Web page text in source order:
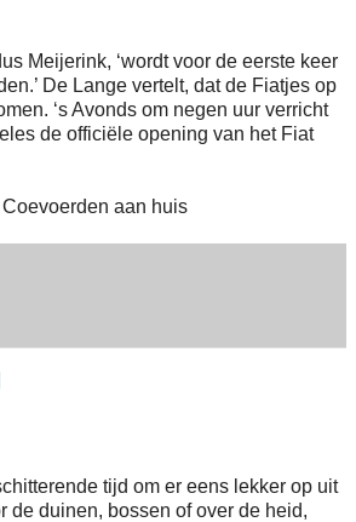
Meijerink, ‘wordt voor de eerste keer
De Lange vertelt, dat de Fiatjes op
‘s Avonds om negen uur verricht
de officiële opening van het Fiat
aan huis
tijd om er eens lekker op uit
de duinen, bossen of over de heid,